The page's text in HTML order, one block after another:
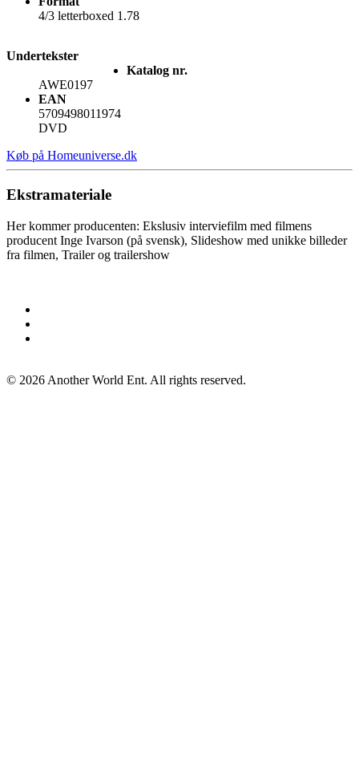
4/3 letterboxed 1.78
Undertekster
Katalog nr.
AWE0197
EAN
5709498011974
DVD
Køb på Homeuniverse.dk
Ekstramateriale
Her kommer producenten: Ekslusiv interviefilm med filmens
producent Inge Ivarson (på svensk), Slideshow med unikke billeder
fra filmen, Trailer og trailershow
© 2026 Another World Ent. All rights reserved.